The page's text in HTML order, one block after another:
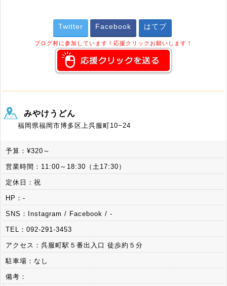
Twitter Facebook はてブ
ブログ村に参加しています！応援クリックお願いします！
みやけうどん
福岡県福岡市博多区上呉服町10−24
予算：¥320～
営業時間：11:00～18:30（土17:30）
定休日：祝
HP：-
SNS：Instagram / Facebook / -
TEL：092-291-3453
アクセス：呉服町駅５番出入口 徒歩約５分
駐車場：なし
備考：